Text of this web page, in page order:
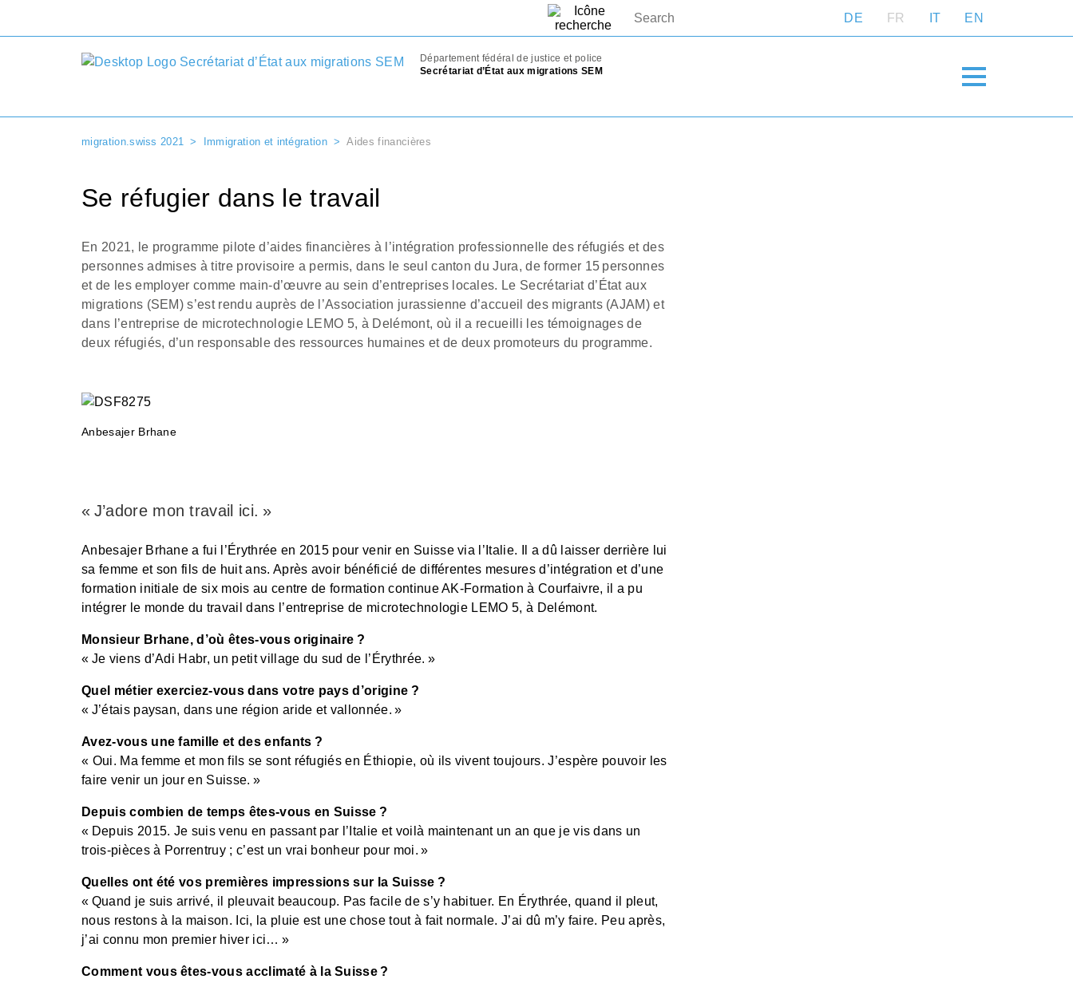
DE FR IT EN
Département fédéral de justice et police
Secrétariat d’État aux migrations SEM
migration.swiss 2021 Immigration et intégration Aides financières
Se réfugier dans le travail
En 2021, le programme pilote d’aides financières à l’intégration professionnelle des réfugiés et des
personnes admises à titre provisoire a permis, dans le seul canton du Jura, de former 15 personnes
et de les employer comme main-d’œuvre au sein d’entreprises locales. Le Secrétariat d’État aux
migrations (SEM) s’est rendu auprès de l’Association jurassienne d’accueil des migrants (AJAM) et
dans l’entreprise de microtechnologie LEMO 5, à Delémont, où il a recueilli les témoignages de
deux réfugiés, d’un responsable des ressources humaines et de deux promoteurs du programme.
Anbesajer Brhane
« J’adore mon travail ici. »
Anbesajer Brhane a fui l’Érythrée en 2015 pour venir en Suisse via l’Italie. Il a dû laisser derrière lui
sa femme et son fils de huit ans. Après avoir bénéficié de différentes mesures d’intégration et d’une
formation initiale de six mois au centre de formation continue AK-Formation à Courfaivre, il a pu
intégrer le monde du travail dans l’entreprise de microtechnologie LEMO 5, à Delémont.
Monsieur Brhane, d’où êtes-vous originaire ?
« Je viens d’Adi Habr, un petit village du sud de l’Érythrée. »
Quel métier exerciez-vous dans votre pays d’origine ?
« J’étais paysan, dans une région aride et vallonnée. »
Avez-vous une famille et des enfants ?
« Oui. Ma femme et mon fils se sont réfugiés en Éthiopie, où ils vivent toujours. J’espère pouvoir les
faire venir un jour en Suisse. »
Depuis combien de temps êtes-vous en Suisse ?
« Depuis 2015. Je suis venu en passant par l’Italie et voilà maintenant un an que je vis dans un
trois-pièces à Porrentruy ; c’est un vrai bonheur pour moi. »
Quelles ont été vos premières impressions sur la Suisse ?
« Quand je suis arrivé, il pleuvait beaucoup. Pas facile de s’y habituer. En Érythrée, quand il pleut,
nous restons à la maison. Ici, la pluie est une chose tout à fait normale. J’ai dû m’y faire. Peu après,
j’ai connu mon premier hiver ici… »
Comment vous êtes-vous acclimaté à la Suisse ?